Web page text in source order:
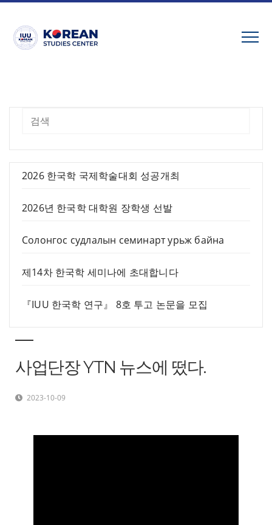
Skip
content
검색
2026 한국학 국제학술대회 성공개최
2026년 한국학 대학원 장학생 선발
Солонгос судлалын семинарт урьж байна
제14차 한국학 세미나에 초대합니다
『IUU 한국학 연구』 8호 투고 논문을 모집
사업단장 YTN 뉴스에 떴다.
2023-10-09